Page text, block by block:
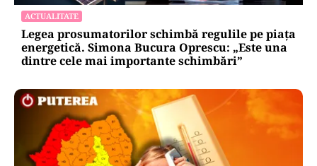
ACTUALITATE
Legea prosumatorilor schimbă regulile pe piața
energetică. Simona Bucura Oprescu: „Este una
dintre cele mai importante schimbări”